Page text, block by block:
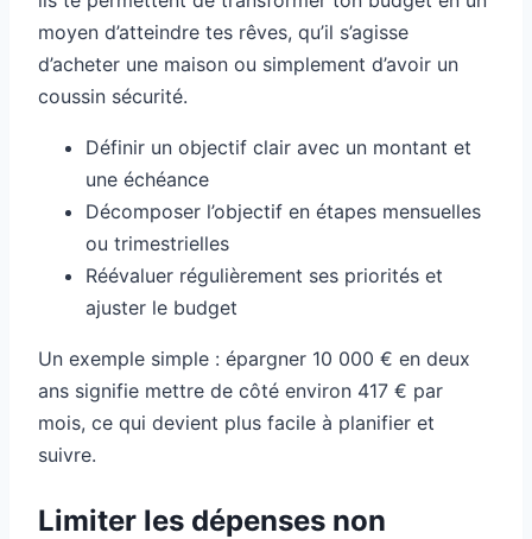
moyen d’atteindre tes rêves, qu’il s’agisse
d’acheter une maison ou simplement d’avoir un
coussin sécurité.
Définir un objectif clair avec un montant et
une échéance
Décomposer l’objectif en étapes mensuelles
ou trimestrielles
Réévaluer régulièrement ses priorités et
ajuster le budget
Un exemple simple : épargner 10 000 € en deux
ans signifie mettre de côté environ 417 € par
mois, ce qui devient plus facile à planifier et
suivre.
Limiter les dépenses non